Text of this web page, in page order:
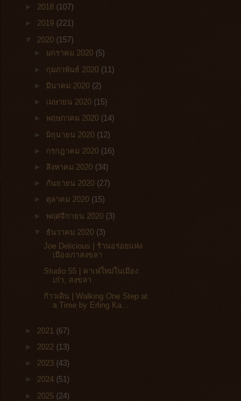
► 2018 (107)
► 2019 (221)
▼ 2020 (157)
► มกราคม 2020 (5)
► กุมภาพันธ์ 2020 (11)
► มีนาคม 2020 (2)
► เมษายน 2020 (15)
►พฤษภาคม 2020 (14)
► มิถุนายน 2020 (12)
► กรกฎาคม 2020 (16)
► สิงหาคม 2020 (34)
► กันยายน 2020 (27)
► ตุลาคม 2020 (15)
►พฤศจิกายน 2020 (3)
▼ ธันวาคม 2020 (3)
Joe Delicious | ร้านอร่อยแห่ง
เมืองเก่าสงขลา
Studio 55 | คาเฟ่ใหม่ในเมือง
เก่า, สงขลา
ก้าวเดิน | Walking One Step at
a Time by Erling Ka...
► 2021 (67)
► 2022 (13)
► 2023 (43)
► 2024 (51)
► 2025 (24)